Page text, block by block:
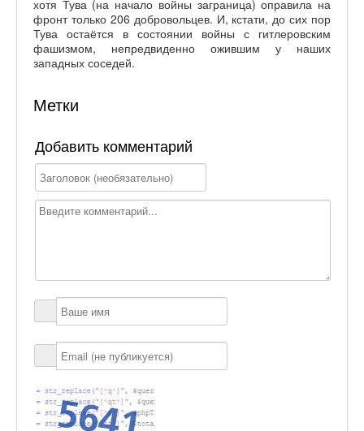
хотя Тува (на начало войны заграница) оправила на
фронт только 206 добровольцев. И, кстати, до сих пор
Тува остаётся в состоянии войны с гитлеровским
фашизмом, непредвиденно ожившим у наших
западных соседей.
Метки
Добавить комментарий